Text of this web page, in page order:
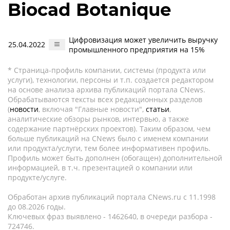
Biocad Botanique
25.04.2022
Цифровизация может увеличить выручку
промышленного предприятия на 15%
* Страница-профиль компании, системы (продукта или
услуги), технологии, персоны и т.п. создается редактором
на основе анализа архива публикаций портала CNews.
Обрабатываются тексты всех редакционных разделов
(новости, включая "Главные новости", статьи,
аналитические обзоры рынков, интервью, а также
содержание партнёрских проектов). Таким образом, чем
больше публикаций на CNews было с именем компании
или продукта/услуги, тем более информативен профиль.
Профиль может быть дополнен (обогащен) дополнительной
информацией, в т.ч. презентацией о компании или
продукте/услуге.
Обработан архив публикаций портала CNews.ru c 11.1998
до 08.2026 годы.
Ключевых фраз выявлено - 1462640, в очереди разбора -
724746.